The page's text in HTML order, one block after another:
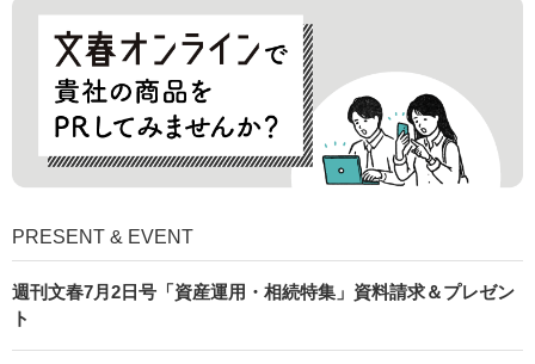
PRESENT & EVENT
週刊文春7月2日号「資産運用・相続特集」資料請求＆プレゼン
ト